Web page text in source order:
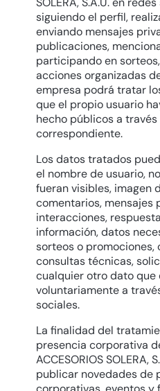
siguiendo el perfil,
enviando mensajes
publicaciones,
participando en
acciones organizadas
empresa podrá tratar
que el propio usuario
hecho públicos a
correspondiente.
Los datos tratados
el nombre de usuario,
fueran visibles, imagen
comentarios, mensajes
interacciones,
información, datos
sorteos o
consultas técnicas,
cualquier otro dato que
voluntariamente a
sociales.
La finalidad del
presencia corporativa
ACCESORIOS SOLERA,
publicar novedades de